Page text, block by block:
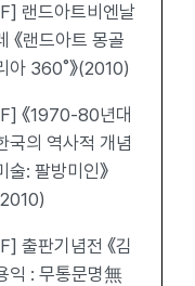
랜드아트비엔날
《랜드아트 몽골
아 360˚》(2010)
《1970-80년대
국의 역사적 개념
술: 팔방미인》
출판기념전 《김
익 : 무통문명無